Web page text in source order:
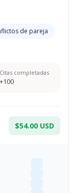
de pareja
Citas completadas
+100
$54.00 USD